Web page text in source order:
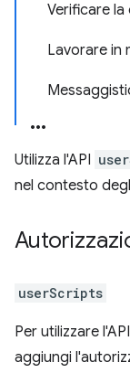
Verificare la
Lavorare in
Utilizza l'API
nel contesto
userScripts
Per utilizzare
aggiungi